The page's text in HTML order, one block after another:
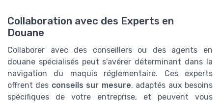
Collaboration avec des Experts en
Douane
Collaborer avec des conseillers ou des agents en
douane spécialisés peut s'avérer déterminant dans la
navigation du maquis réglementaire. Ces experts
offrent des conseils sur mesure, adaptés aux besoins
spécifiques de votre entreprise, et peuvent vous